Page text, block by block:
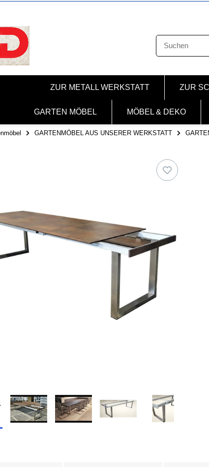
ZUR METALL WERKSTATT ZUR
GARTEN MÖBEL MÖBEL & DEKO
GARTENMÖBEL AUS UNSERER WERKSTATT